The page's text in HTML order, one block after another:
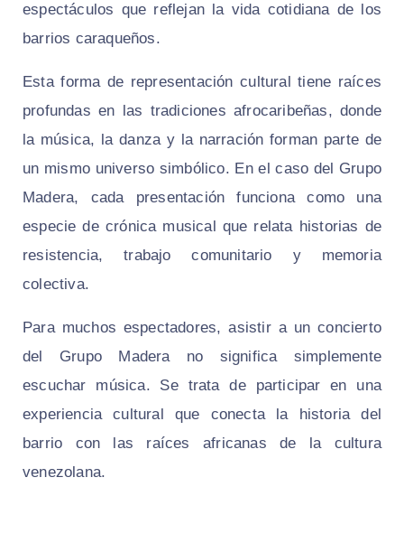
espectáculos que reflejan la vida cotidiana de los
barrios caraqueños.
Esta forma de representación cultural tiene raíces
profundas en las tradiciones afrocaribeñas, donde
la música, la danza y la narración forman parte de
un mismo universo simbólico. En el caso del Grupo
Madera, cada presentación funciona como una
especie de crónica musical que relata historias de
resistencia, trabajo comunitario y memoria
colectiva.
Para muchos espectadores, asistir a un concierto
del Grupo Madera no significa simplemente
escuchar música. Se trata de participar en una
experiencia cultural que conecta la historia del
barrio con las raíces africanas de la cultura
venezolana.